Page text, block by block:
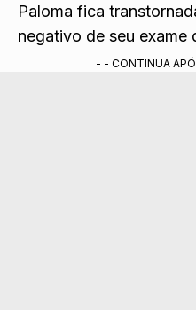
Paloma fica
negativo de seu exame
- - CONTINUA